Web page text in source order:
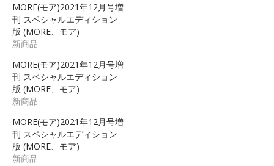
MORE(モア)2021年12月号増
刊 スペシャルエディション
版 (MORE、モア)
新商品
MORE(モア)2021年12月号増
刊 スペシャルエディション
版 (MORE、モア)
新商品
MORE(モア)2021年12月号増
刊 スペシャルエディション
版 (MORE、モア)
新商品